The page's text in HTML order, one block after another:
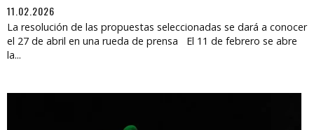
11.02.2026
La resolución de las propuestas seleccionadas se dará a conocer
el 27 de abril en una rueda de prensa El 11 de febrero se abre
la...